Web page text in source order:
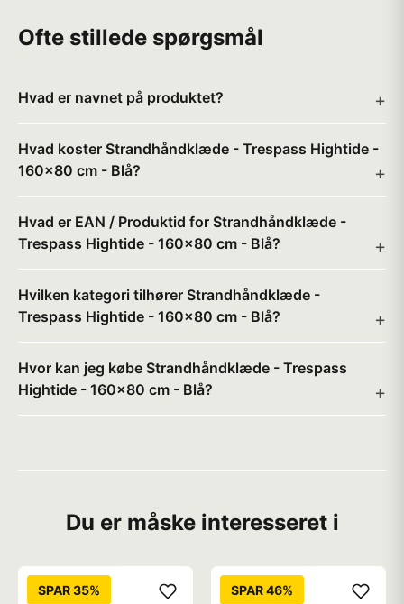
Ofte stillede spørgsmål
Hvad er navnet på produktet?
Hvad koster Strandhåndklæde - Trespass Hightide -
160x80 cm - Blå?
Hvad er EAN / Produktid for Strandhåndklæde -
Trespass Hightide - 160x80 cm - Blå?
Hvilken kategori tilhører Strandhåndklæde -
Trespass Hightide - 160x80 cm - Blå?
Hvor kan jeg købe Strandhåndklæde - Trespass
Hightide - 160x80 cm - Blå?
Du er måske interesseret i
SPAR 35% SPAR 46%